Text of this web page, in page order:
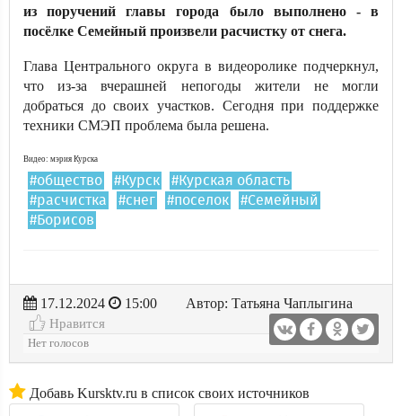
из поручений главы города было выполнено - в
посёлке Семейный произвели расчистку от снега.
Глава Центрального округа в видеоролике подчеркнул,
что из-за вчерашней непогоды жители не могли
добраться до своих участков. Сегодня при поддержке
техники СМЭП проблема была решена.
Видео: мэрия Курска
#общество #Курск
#Курская область
#расчистка
#снег #поселок
#Семейный
#Борисов
17.12.2024 15:00
Автор: Татьяна Чаплыгина
Нравится
Нет голосов
Добавь Kursktv.ru в список своих источников